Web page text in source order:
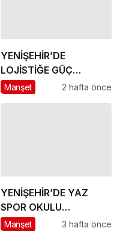
YENİŞEHİR’DE
LOJİSTİĞE GÜÇ
KATACAK ADIM
Manşet 2 hafta önce
YENİŞEHİR’DE YAZ
SPOR OKULU
HEYECANI BAŞLADI
Manşet 3 hafta önce